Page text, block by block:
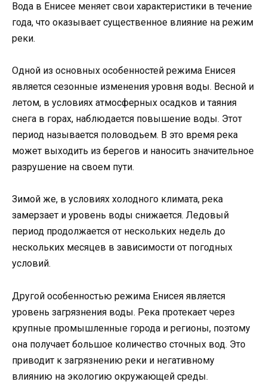
Вода в Енисее меняет свои характеристики в течение
года, что оказывает существенное влияние на режим
реки.
Одной из основных особенностей режима Енисея
является сезонные изменения уровня воды. Весной и
летом, в условиях атмосферных осадков и таяния
снега в горах, наблюдается повышение воды. Этот
период называется половодьем. В это время река
может выходить из берегов и наносить значительное
разрушение на своем пути.
Зимой же, в условиях холодного климата, река
замерзает и уровень воды снижается. Ледовый
период продолжается от нескольких недель до
нескольких месяцев в зависимости от погодных
условий.
Другой особенностью режима Енисея является
уровень загрязнения воды. Река протекает через
крупные промышленные города и регионы, поэтому
она получает большое количество сточных вод. Это
приводит к загрязнению реки и негативному
влиянию на экологию окружающей среды.